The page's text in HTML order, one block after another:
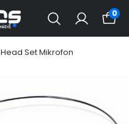
0
Head Set Mikrofon